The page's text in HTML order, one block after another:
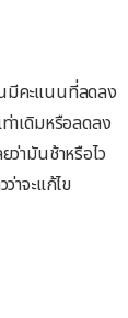
มีคะแนนที่ลดลง
าเดิมหรือลดลง
ว่ามันช้าหรือไว
าจะแก้ไข